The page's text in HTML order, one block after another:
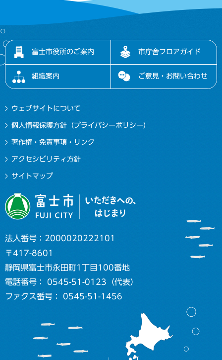
富士市役所のご案内 市庁舎フロアガイド
組織案内 ご意見・お問い合わせ
ウェブサイトについて
個人情報保護方針（プライバシーポリシー）
著作権・免責事項・リンク
アクセシビリティ方針
サイトマップ
法人番号：2000020222101
〒417-8601
静岡県富士市永田町1丁目100番地
電話番号： 0545-51-0123（代表）
ファクス番号： 0545-51-1456